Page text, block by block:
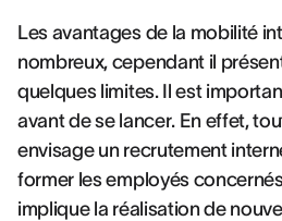
Les avantages de la mobilité
nombreux, cependant il
quelques limites. Il est
avant de se lancer. En effet,
envisage un recrutement
former les employés
implique la réalisation de